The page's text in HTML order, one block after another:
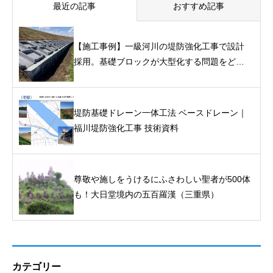
最近の記事 おすすめ記事
【施工事例】一級河川の堤防強化工事で設計
採用。基礎ブロックが大型化する問題をどう
堤防基礎ドレーン一体工法 ベースドレーン｜
福川堤防強化工事 技術資料
尊敬や施しをうけるにふさわしい聖者が500体
も！大日堂境内の五百羅漢（三重県）
カテゴリー